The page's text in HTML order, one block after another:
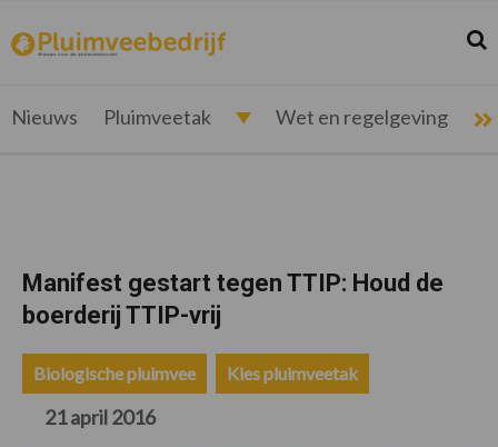
de
hoofdnavigatie
de
hoofd
de
eerste
de
voettekst
pluimveebedrijf.nl
Nieuws
pluimveehouder
Nieuws Pluimveetak Wet en regelgeving
Manifest gestart tegen TTIP: Houd de
boerderij TTIP-vrij
Biologische pluimvee Kies pluimveetak
21 april 2016